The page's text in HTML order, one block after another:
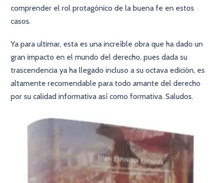
comprender el rol protagónico de la buena fe en estos
casos.
Ya para ultimar, esta es una increíble obra que ha dado un
gran impacto en el mundo del derecho, pues dada su
trascendencia ya ha llegado incluso a su octava edición, es
altamente recomendable para todo amante del derecho
por su calidad informativa así como formativa. Saludos.